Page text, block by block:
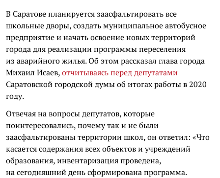
В Саратове планируется заасфальтировать все
школьные дворы, создать муниципальное автобусное
предприятие и начать освоение новых территорий
города для реализации программы переселения
из аварийного жилья. Об этом рассказал глава города
Михаил Исаев,отчитываясь перед депутатами
Саратовской городской думы об итогах работы в 2020
году.
Отвечая на вопросы депутатов, которые
поинтересовались, почему так и не были
заасфальтированы территории школ, он ответил: «Что
касается содержания всех объектов и учреждений
образования, инвентаризация проведена,
на сегодняшний день сформирована программа.